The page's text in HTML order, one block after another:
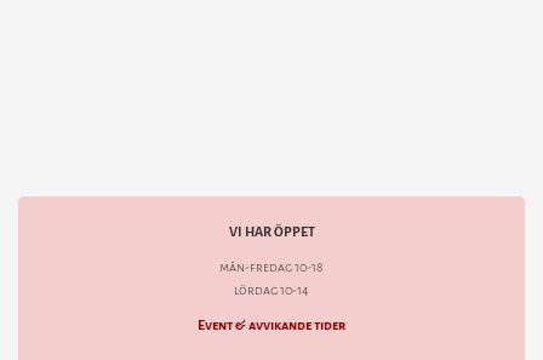
VI HAR ÖPPET
mån-fredag 10-18
lördag 10-14
Event & avvikande tider